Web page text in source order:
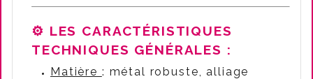
⚙️ LES CARACTÉRISTIQUES
TECHNIQUES GÉNÉRALES :
Matière : métal robuste, alliage